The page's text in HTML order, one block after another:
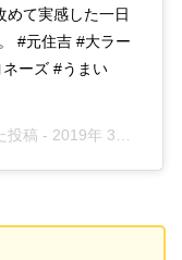
めて実感した一日
#元住吉 #大ラー
ーズ #うまい
投稿 - 2019年 3月月19日午後5時21分PDT